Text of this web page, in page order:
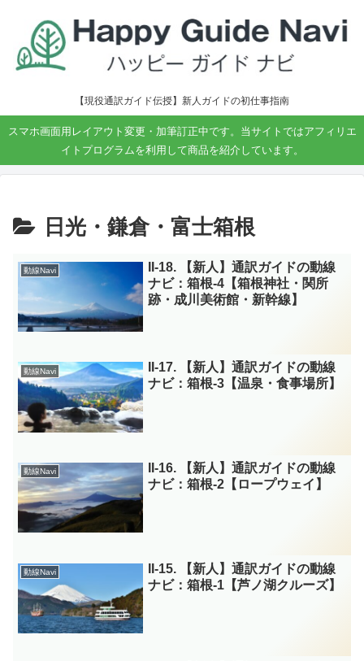
【現役通訳ガイド伝授】新人ガイドの初仕事指南
スマホ画面用レイアウト変更・加筆訂正中です。当サイトではアフィリエ
イトプログラムを利用して商品を紹介しています。
日光・鎌倉・富士箱根
動線Navi
II-18. 【新人】通訳ガイドの動線
ナビ：箱根-4【箱根神社・関所
跡・成川美術館・新幹線】
動線Navi
II-17. 【新人】通訳ガイドの動線
ナビ：箱根-3【温泉・食事場所】
動線Navi
II-16. 【新人】通訳ガイドの動線
ナビ：箱根-2【ロープウェイ】
動線Navi
II-15. 【新人】通訳ガイドの動線
ナビ：箱根-1【芦ノ湖クルーズ】